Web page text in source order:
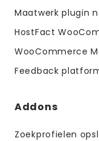
Maatwerk plugin
HostFact
WooCommerce
Feedback
Addons
Zoekprofielen